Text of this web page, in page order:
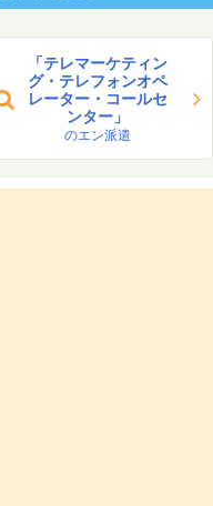
「テレマーケティン
グ・テレフォンオペ
レーター・コールセ
ンター」
のエン派遣